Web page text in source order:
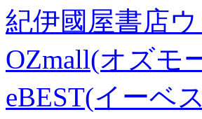
紀伊國屋書店
OZmall(オズモ
eBEST(イーベ